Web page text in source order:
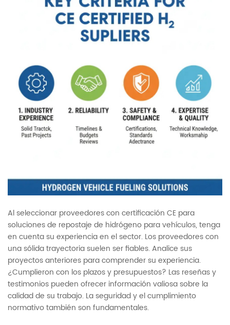
Al seleccionar proveedores con certificación CE para
soluciones de repostaje de hidrógeno para vehículos, tenga
en cuenta su experiencia en el sector. Los proveedores con
una sólida trayectoria suelen ser fiables. Analice sus
proyectos anteriores para comprender su experiencia.
¿Cumplieron con los plazos y presupuestos? Las reseñas y
testimonios pueden ofrecer información valiosa sobre la
calidad de su trabajo. La seguridad y el cumplimiento
normativo también son fundamentales.